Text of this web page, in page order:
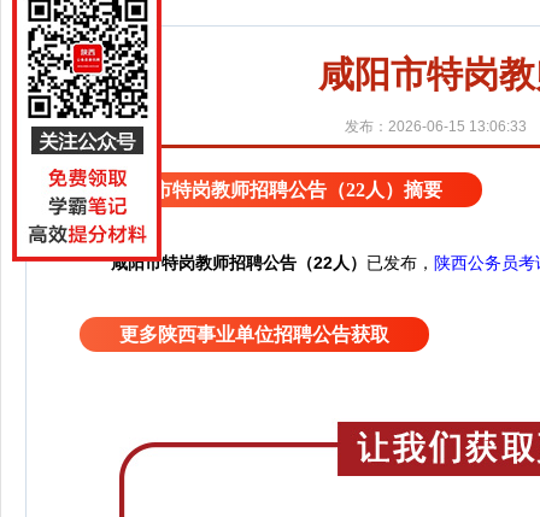
咸阳市特岗
发布：2026-06-15 13:06:33
咸阳市特岗教师招聘公告（22人）摘要
咸阳市特岗教师招聘公告（22人） 已发布， 陕西公务员考
更多陕西事业单位招聘公告获取